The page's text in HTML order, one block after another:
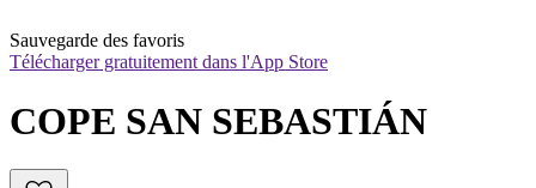
Sauvegarde des favoris
Télécharger gratuitement dans l'App Store
COPE SAN SEBASTIÁN